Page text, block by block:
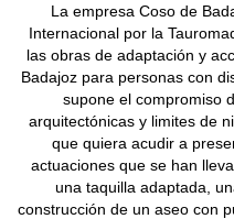
La empresa Coso de
Internacional por la
las obras de adaptación y
Badajoz para personas con
supone el compromiso
arquitectónicas y limites de
que quiera acudir a
actuaciones que se han
una taquilla adaptada,
construcción de un aseo con